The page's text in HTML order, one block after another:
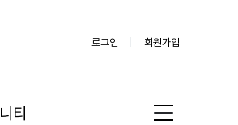
로그인 회원가입
티